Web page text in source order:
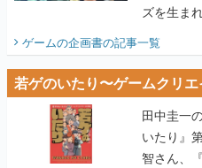
ズを生ま
ゲームの企画書の記事一覧
若ゲのいたり〜ゲームクリ
田中圭一
いたり』
智さん、